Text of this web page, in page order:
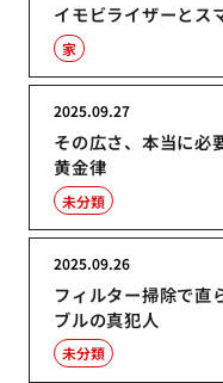
イモビライザーとス
家
その広さ、本当に必
黄金律
2025.09.27
未分類
フィルター掃除で直
ブルの真犯人
2025.09.26
未分類